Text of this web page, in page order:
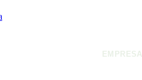
EMPRESA